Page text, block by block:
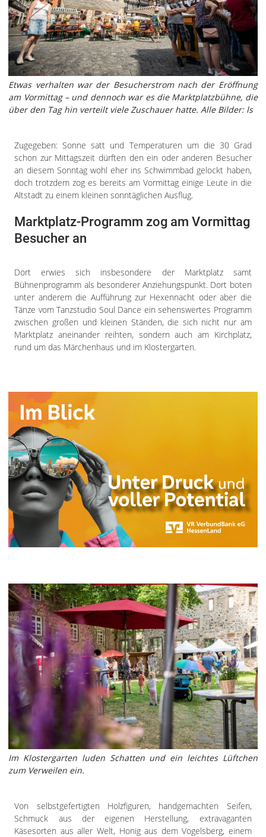
Etwas verhalten war der Besucherstrom nach der Eröffnung
am Vormittag – und dennoch war es die Marktplatzbühne, die
über den Tag hin verteilt viele Zuschauer hatte. Alle Bilder: ls
Zugegeben: Sonne satt und Temperaturen um die 30 Grad
schon zur Mittagszeit dürften den ein oder anderen Besucher
an diesem Sonntag wohl eher ins Schwimmbad gelockt haben,
doch trotzdem zog es bereits am Vormittag einige Leute in die
Altstadt zu einem kleinen sonntäglichen Ausflug.
Marktplatz-Programm zog am Vormittag
Besucher an
Dort erwies sich insbesondere der Marktplatz samt
Bühnenprogramm als besonderer Anziehungspunkt. Dort boten
unter anderem die Aufführung zur Hexennacht oder aber die
Tänze vom Tanzstudio Soul Dance ein sehenswertes Programm
zwischen großen und kleinen Ständen, die sich nicht nur am
Marktplatz aneinander reihten, sondern auch am Kirchplatz,
rund um das Märchenhaus und im Klostergarten.
Im Klostergarten luden Schatten und ein leichtes Lüftchen
zum Verweilen ein.
Von selbstgefertigten Holzfiguren, handgemachten Seifen,
Schmuck aus der eigenen Herstellung, extravaganten
Käsesorten aus aller Welt, Honig aus dem Vogelsberg, einem